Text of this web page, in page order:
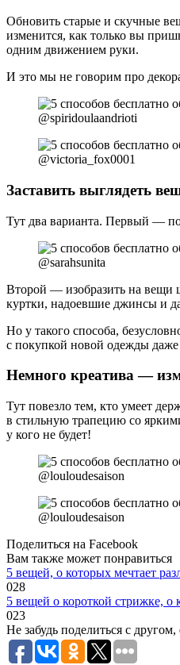
Обновить старые и скучные
изменится, как только вы
одним движением руки.
И это мы не говорим про
@spiridoulaandrioti
@victoria_fox0001
Заставить выглядеть
Тут два варианта. Первый —
@sarahsunita
Второй — изобразить на вещи
куртки, надоевшие джинсы и
Но у такого способа,
с покупкой новой одежды даже
Немного креатива —
Тут повезло тем, кто умеет
в стильную трапецию со
у кого не будет!
@louloudesaison
@louloudesaison
Поделиться на Facebook
Вам также может понравиться
5 вещей, о которых мечтает
028
5 вещей о короткой стрижке, о
023
Не забудь поделиться с